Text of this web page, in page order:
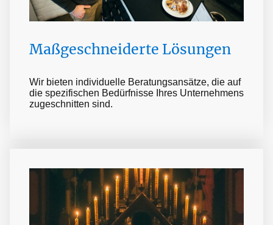
Maßgeschneiderte Lösungen
Wir bieten individuelle Beratungsansätze, die auf
die spezifischen Bedürfnisse Ihres Unternehmens
zugeschnitten sind.